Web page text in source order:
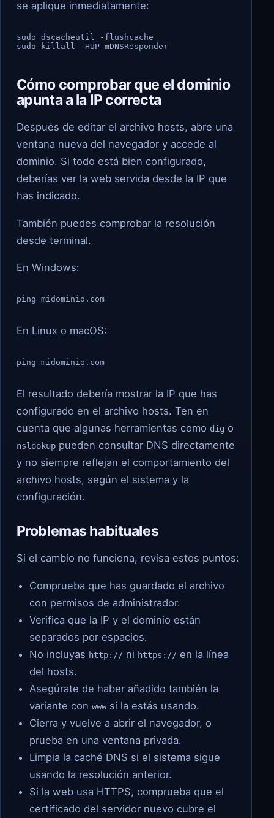
se aplique inmediatamente:
sudo dscacheutil -flushcache
sudo killall -HUP mDNSResponder
Cómo comprobar que el dominio
apunta a la IP correcta
Después de editar el archivo hosts, abre una
ventana nueva del navegador y accede al
dominio. Si todo está bien configurado,
deberías ver la web servida desde la IP que
has indicado.
También puedes comprobar la resolución
desde terminal.
En Windows:
ping midominio.com
En Linux o macOS:
ping midominio.com
El resultado debería mostrar la IP que has
configurado en el archivo hosts. Ten en
cuenta que algunas herramientas como digo
nslookuppueden consultar DNS directamente
y no siempre reflejan el comportamiento del
archivo hosts, según el sistema y la
configuración.
Problemas habituales
Si el cambio no funciona, revisa estos puntos:
Comprueba que has guardado el archivo
con permisos de administrador.
Verifica que la IP y el dominio están
separados por espacios.
No incluyas http:// ni https:// en la línea
del hosts.
Asegúrate de haber añadido también la
variante conwwwsi la estás usando.
Cierra y vuelve a abrir el navegador, o
prueba en una ventana privada.
Limpia la caché DNS si el sistema sigue
usando la resolución anterior.
Si la web usa HTTPS, comprueba que el
certificado del servidor nuevo cubre el